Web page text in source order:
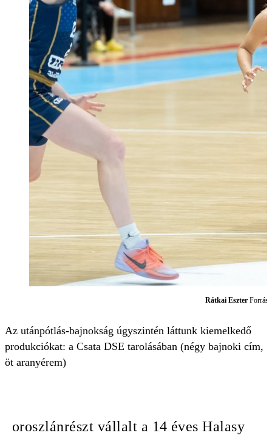
Rátkai Eszter
Az utánpótlás-bajnokság úgyszintén láttunk kiemelkedő
produkciókat: a Csata DSE tarolásában (négy bajnoki cím,
öt aranyérem)
oroszlánrészt vállalt a 14 éves Halasy